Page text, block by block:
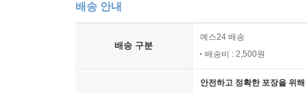
배송 안내
배송 구분
예스24 배송
배송비 : 2,500원
안전하고 정확한 포장을 위